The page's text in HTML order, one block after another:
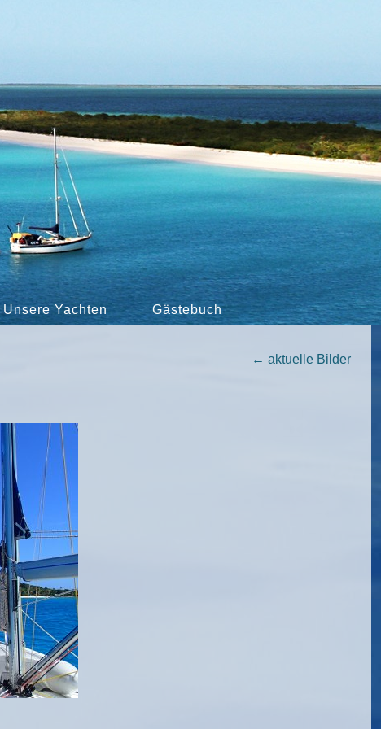
Unsere Yachten Gästebuch
← aktuelle Bilder